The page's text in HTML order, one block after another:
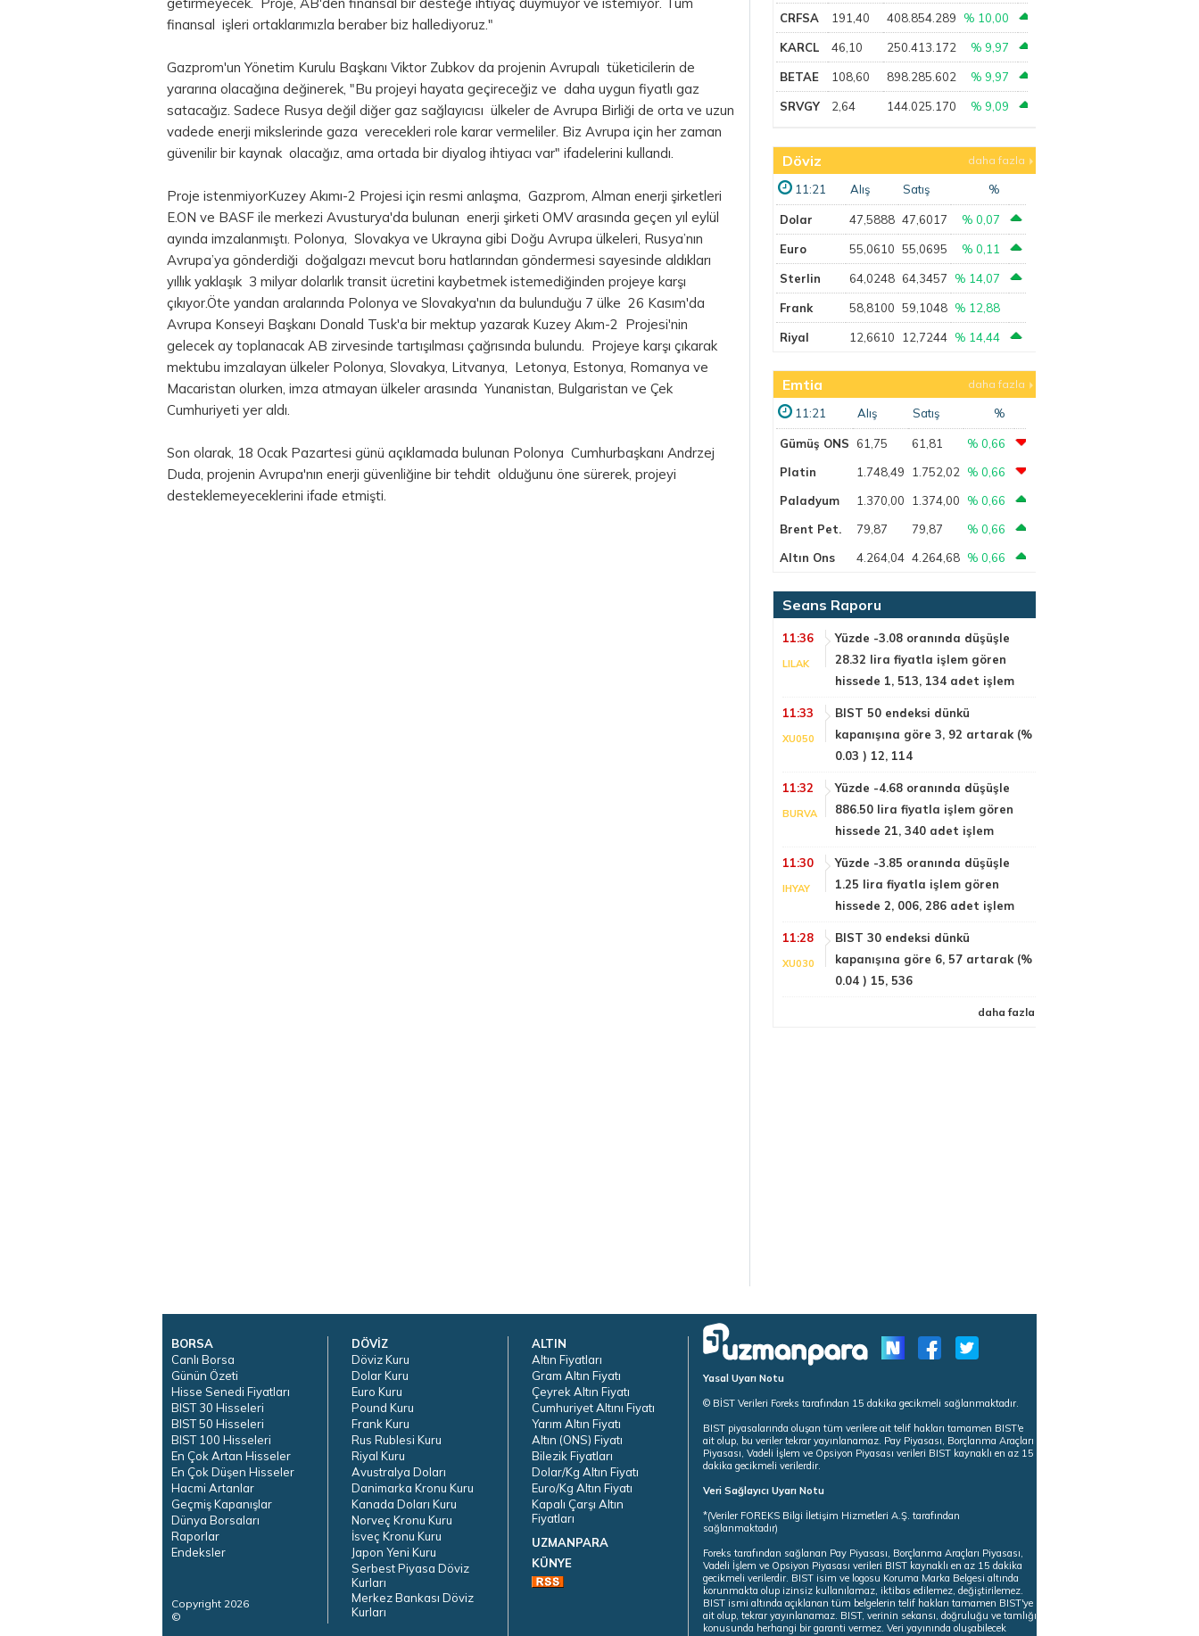
finansal işleri ortaklarımızla beraber biz hallediyoruz."
Gazprom'un Yönetim Kurulu Başkanı Viktor Zubkov da projenin Avrupalı tüketicilerin de
yararına olacağına değinerek, "Bu projeyi hayata geçireceğiz ve daha uygun fiyatlı gaz
satacağız. Sadece Rusya değil diğer gaz sağlayıcısı ülkeler de Avrupa Birliği de orta ve uzun
vadede enerji mikslerinde gaza verecekleri role karar vermeliler. Biz Avrupa için her zaman
güvenilir bir kaynak olacağız, ama ortada bir diyalog ihtiyacı var" ifadelerini kullandı.
Proje istenmiyorKuzey Akımı-2 Projesi için resmi anlaşma, Gazprom, Alman enerji şirketleri
E.ON ve BASF ile merkezi Avusturya'da bulunan enerji şirketi OMV arasında geçen yıl eylül
ayında imzalanmıştı. Polonya, Slovakya ve Ukrayna gibi Doğu Avrupa ülkeleri, Rusya’nın
Avrupa’ya gönderdiği doğalgazı mevcut boru hatlarından göndermesi sayesinde aldıkları
yıllık yaklaşık 3 milyar dolarlık transit ücretini kaybetmek istemediğinden projeye karşı
çıkıyor.Öte yandan aralarında Polonya ve Slovakya'nın da bulunduğu 7 ülke 26 Kasım'da
Avrupa Konseyi Başkanı Donald Tusk'a bir mektup yazarak Kuzey Akım-2 Projesi'nin
gelecek ay toplanacak AB zirvesinde tartışılması çağrısında bulundu. Projeye karşı çıkarak
mektubu imzalayan ülkeler Polonya, Slovakya, Litvanya, Letonya, Estonya, Romanya ve
Macaristan olurken, imza atmayan ülkeler arasında Yunanistan, Bulgaristan ve Çek
Cumhuriyeti yer aldı.
Son olarak, 18 Ocak Pazartesi günü açıklamada bulunan Polonya Cumhurbaşkanı Andrzej
Duda, projenin Avrupa'nın enerji güvenliğine bir tehdit olduğunu öne sürerek, projeyi
desteklemeyeceklerini ifade etmişti.
CRFSA 191,40 408.854.289 % 10,00
KARCL 46,10 250.413.172 % 9,97
BETAE 108,60 898.285.602 % 9,97
SRVGY 2,64 144.025.170 % 9,09
Döviz daha fazla
11:21 Alış Satış %
Dolar 47,5888 47,6017 % 0,07
Euro 55,0610 55,0695 % 0,11
Sterlin 64,0248 64,3457 % 14,07
Frank 58,8100 59,1048 % 12,88
Riyal 12,6610 12,7244 % 14,44
Emtia daha fazla
11:21 Alış Satış %
Gümüş ONS 61,75 61,81
% 0,66
Platin
1.748,49 1.752,02
% 0,66
Paladyum
1.370,00 1.374,00
% 0,66
Brent Pet.
79,87 79,87
% 0,66
Altın Ons
4.264,04 4.264,68 % 0,66
Seans Raporu
11:36
LILAK
Yüzde -3.08 oranında düşüşle
28.32 lira fiyatla işlem gören
hissede 1, 513, 134 adet işlem
11:33
XU050
BIST 50 endeksi dünkü
kapanışına göre 3, 92 artarak (%
0.03 ) 12, 114
11:32
BURVA
Yüzde -4.68 oranında düşüşle
886.50 lira fiyatla işlem gören
hissede 21, 340 adet işlem
11:30
IHYAY
Yüzde -3.85 oranında düşüşle
1.25 lira fiyatla işlem gören
hissede 2, 006, 286 adet işlem
11:28
XU030
BIST 30 endeksi dünkü
kapanışına göre 6, 57 artarak (%
0.04 ) 15, 536
daha fazla
BORSA
Canlı Borsa
Günün Özeti
Hisse Senedi Fiyatları
BIST 30 Hisseleri
BIST 50 Hisseleri
BIST 100 Hisseleri
En Çok Artan Hisseler
En Çok Düşen Hisseler
Hacmi Artanlar
Geçmiş Kapanışlar
Dünya Borsaları
Raporlar
Endeksler
Copyright 2026
©
DÖVİZ
Döviz Kuru
Dolar Kuru
Euro Kuru
Pound Kuru
Frank Kuru
Rus Rublesi Kuru
Riyal Kuru
Avustralya Doları
Danimarka Kronu Kuru
Kanada Doları Kuru
Norveç Kronu Kuru
İsveç Kronu Kuru
Japon Yeni Kuru
Serbest Piyasa Döviz
Kurları
Merkez Bankası Döviz
Kurları
ALTIN
Altın Fiyatları
Gram Altın Fiyatı
Çeyrek Altın Fiyatı
Cumhuriyet Altını Fiyatı
Yarım Altın Fiyatı
Altın (ONS) Fiyatı
Bilezik Fiyatları
Dolar/Kg Altın Fiyatı
Euro/Kg Altın Fiyatı
Kapalı Çarşı Altın
Fiyatları
UZMANPARA
KÜNYE
Yasal Uyarı Notu
© BİST Verileri Foreks tarafından 15 dakika gecikmeli sağlanmaktadır.
BIST piyasalarında oluşan tüm verilere ait telif hakları tamamen BIST'e
ait olup, bu veriler tekrar yayınlanamaz. Pay Piyasası, Borçlanma Araçları
Piyasası, Vadeli İşlem ve Opsiyon Piyasası verileri BIST kaynaklı en az 15
dakika gecikmeli verilerdir.
Veri Sağlayıcı Uyarı Notu
*(Veriler FOREKS Bilgi İletişim Hizmetleri A.Ş. tarafından
sağlanmaktadır)
Foreks tarafından sağlanan Pay Piyasası, Borçlanma Araçları Piyasası,
Vadeli İşlem ve Opsiyon Piyasası verileri BIST kaynaklı en az 15 dakika
gecikmeli verilerdir. BIST isim ve logosu Koruma Marka Belgesi altında
korunmakta olup izinsiz kullanılamaz, iktibas edilemez, değiştirilemez.
BIST ismi altında açıklanan tüm belgelerin telif hakları tamamen BIST'ye
ait olup, tekrar yayınlanamaz. BIST, verinin sekansı, doğruluğu ve tamlığı
konusunda herhangi bir garanti vermez. Veri yayınında oluşabilecek